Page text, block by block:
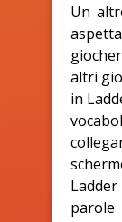
Un
altri
in